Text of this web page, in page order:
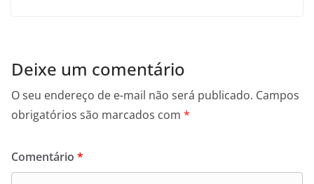
Deixe um comentário
O seu endereço de e-mail não será publicado. Campos
obrigatórios são marcados com *
Comentário *